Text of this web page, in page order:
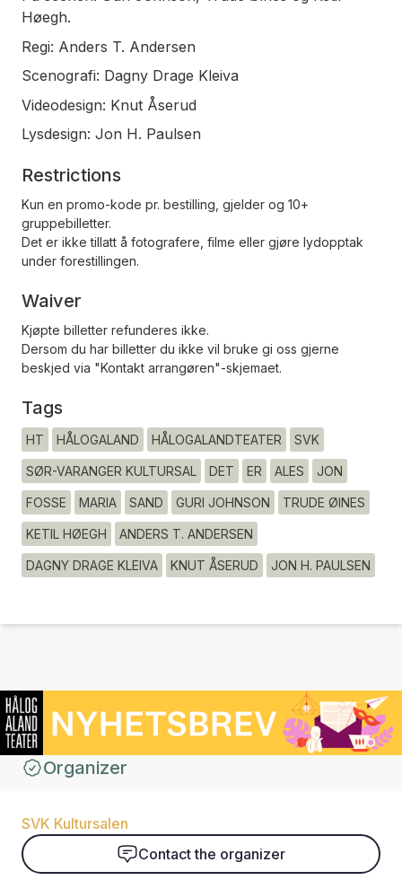
Høegh.
Regi: Anders T. Andersen
Scenografi: Dagny Drage Kleiva
Videodesign: Knut Åserud
Lysdesign: Jon H. Paulsen
Restrictions
Kun en promo-kode pr. bestilling, gjelder og 10+
gruppebilletter.
Det er ikke tillatt å fotografere, filme eller gjøre lydopptak
under forestillingen.
Waiver
Kjøpte billetter refunderes ikke.
Dersom du har billetter du ikke vil bruke gi oss gjerne
beskjed via "Kontakt arrangøren"-skjemaet.
Tags
HT HÅLOGALAND HÅLOGALANDTEATER SVK
SØR-VARANGER KULTURSAL DET ER ALES JON
FOSSE MARIA SAND GURI JOHNSON TRUDE ØINES
KETIL HØEGH ANDERS T. ANDERSEN
DAGNY DRAGE KLEIVA KNUT ÅSERUD JON H. PAULSEN
Organizer
SVK Kultursalen
Contact the organizer